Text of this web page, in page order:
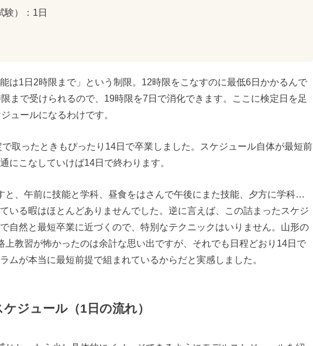
験）：1日
は1日2時限まで」という制限。12時限をこなすのに最低6日かかるんで
まで受けられるので、19時限を7日で消化できます。ここに検定日を足
ュールになるわけです。
取ったときもぴったり14日で卒業しました。スケジュール自体が最短前
にこなしていけば14日で終わります。
と、午前に技能と学科、昼食をはさんで午後にまた技能、夕方に学科…
いる暇はほとんどありませんでした。逆に言えば、この詰まったスケジ
自然と最短卒業に近づくので、特別なテクニックはいりません。山形の
上教習が怖かったのは余計な思い出ですが、それでも日程どおり14日で
ムが本当に最短前提で組まれているからだと実感しました。
ジュール（1日の流れ）